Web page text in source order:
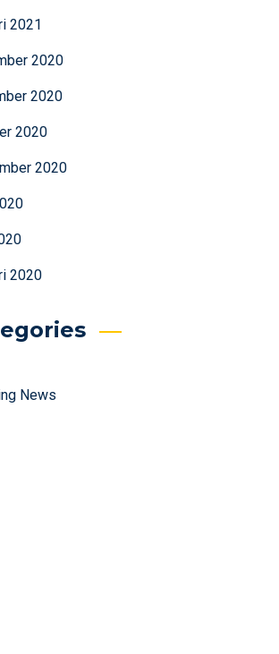
2021
2020
2020
2020
2020
2020
News